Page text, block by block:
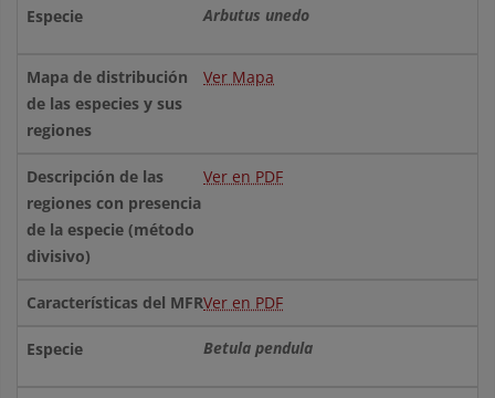
Arbutus unedo
Ver Mapa
Ver en PDF
Ver en PDF
Betula pendula